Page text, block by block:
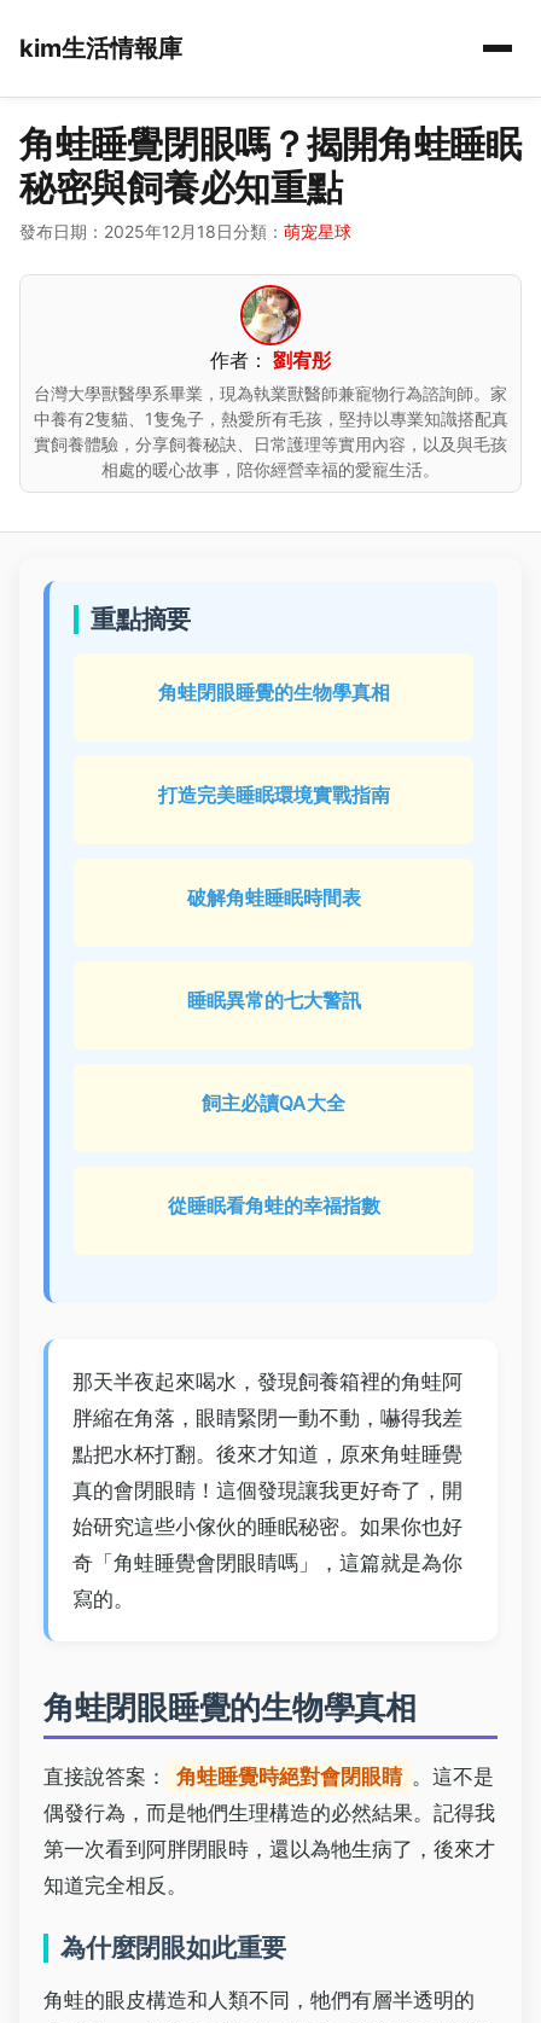
kim生活情報庫
角蛙睡覺閉眼嗎？揭開角蛙睡眠
秘密與飼養必知重點
發布日期：2025年12月18日分類： 萌宠星球
作者： 劉宥彤
台灣大學獸醫學系畢業，現為執業獸醫師兼寵物行為諮詢師。家
中養有2隻貓、1隻兔子，熱愛所有毛孩，堅持以專業知識搭配真
實飼養體驗，分享飼養秘訣、日常護理等實用內容，以及與毛孩
相處的暖心故事，陪你經營幸福的愛寵生活。
重點摘要
角蛙閉眼睡覺的生物學真相
打造完美睡眠環境實戰指南
破解角蛙睡眠時間表
睡眠異常的七大警訊
飼主必讀QA大全
從睡眠看角蛙的幸福指數
那天半夜起來喝水，發現飼養箱裡的角蛙阿
胖縮在角落，眼睛緊閉一動不動，嚇得我差
點把水杯打翻。後來才知道，原來角蛙睡覺
真的會閉眼睛！這個發現讓我更好奇了，開
始研究這些小傢伙的睡眠秘密。如果你也好
奇「角蛙睡覺會閉眼睛嗎」，這篇就是為你
寫的。
角蛙閉眼睡覺的生物學真相
直接說答案： 角蛙睡覺時絕對會閉眼睛 。這不是
偶發行為，而是牠們生理構造的必然結果。記得我
第一次看到阿胖閉眼時，還以為牠生病了，後來才
知道完全相反。
為什麼閉眼如此重要
角蛙的眼皮構造和人類不同，牠們有層半透明的